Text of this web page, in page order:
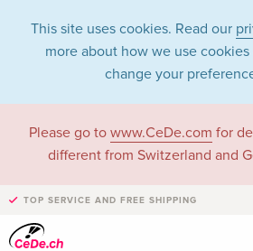
This site uses cookies. Read our
more about how we use
change your
Please go to www.CeDe.com for
different from Switzerland and
TOP SERVICE AND FREE SHIPPING